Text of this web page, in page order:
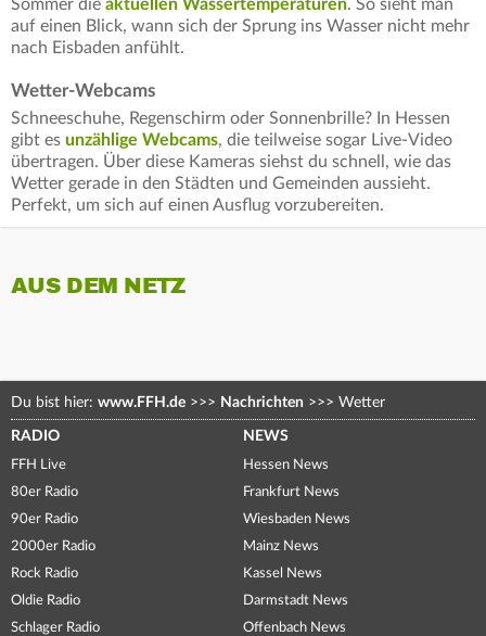
Sommer die aktuellen Wassertemperaturen. So sieht man
auf einen Blick, wann sich der Sprung ins Wasser nicht mehr
nach Eisbaden anfühlt.
Wetter-Webcams
Schneeschuhe, Regenschirm oder Sonnenbrille? In Hessen
gibt es unzählige Webcams, die teilweise sogar Live-Video
übertragen. Über diese Kameras siehst du schnell, wie das
Wetter gerade in den Städten und Gemeinden aussieht.
Perfekt, um sich auf einen Ausflug vorzubereiten.
AUS DEM NETZ
Du bist hier: www.FFH.de >>> Nachrichten >>> Wetter
RADIO
FFH Live
80er Radio
90er Radio
2000er Radio
Rock Radio
Oldie Radio
Schlager Radio
NEWS
Hessen News
Frankfurt News
Wiesbaden News
Mainz News
Kassel News
Darmstadt News
Offenbach News